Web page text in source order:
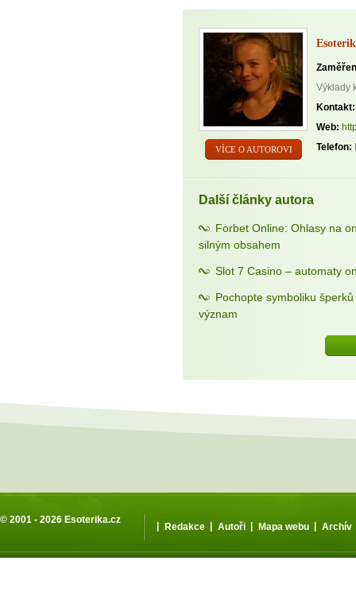
VÍCE O AUTOROVI
Výklady
Kontakt:
Web:
Telefon:
Další články autora
Forbet Online: Ohlasy na
silným obsahem
Slot 7 Casino – automaty
Pochopte symboliku
význam
© 2001 - 2026 Esoterika.cz
| Redakce | Autoři | Mapa webu | Archív